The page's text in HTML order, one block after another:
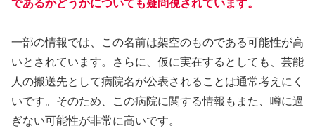
であるかどうかについても疑問視されています。
一部の情報では、この名前は架空のものである可能性が高
いとされています。さらに、仮に実在するとしても、芸能
人の搬送先として病院名が公表されることは通常考えにく
いです。そのため、この病院に関する情報もまた、噂に過
ぎない可能性が非常に高いです。